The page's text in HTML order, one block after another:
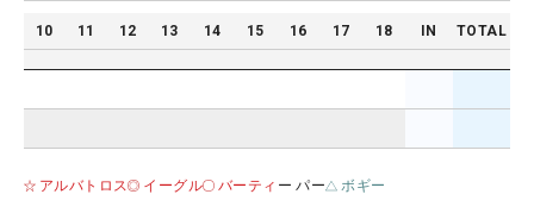
10 11 12 13 14 15 16 17 18 IN TOTAL
アルバトロス イーグル バーティ ー パー ボギー